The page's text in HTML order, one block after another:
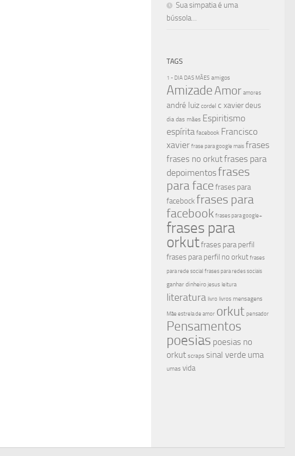
Sua simpatia é uma
bússola…
TAGS
1 - DIA DAS MÃES amigos
AmizadeAmor amores
andré luiz cordel c xavier deus
dia das mães Espiritismo
espírita facebook Francisco
xavier frase para google mais frases
frases no orkutfrases para
depoimentosfrases
para face frases para
facebockfrases para
facebook frases para google+
frases para
orkutfrases para perfil
frases para perfil no orkut frases
para rede social frases para redes sociais
ganhar dinheiro jesus leitura
literatura livro livros mensagens
Mãe estrela de amor orkut pensador
Pensamentos
poesias poesias no
orkut scraps sinal verde uma
umas vida